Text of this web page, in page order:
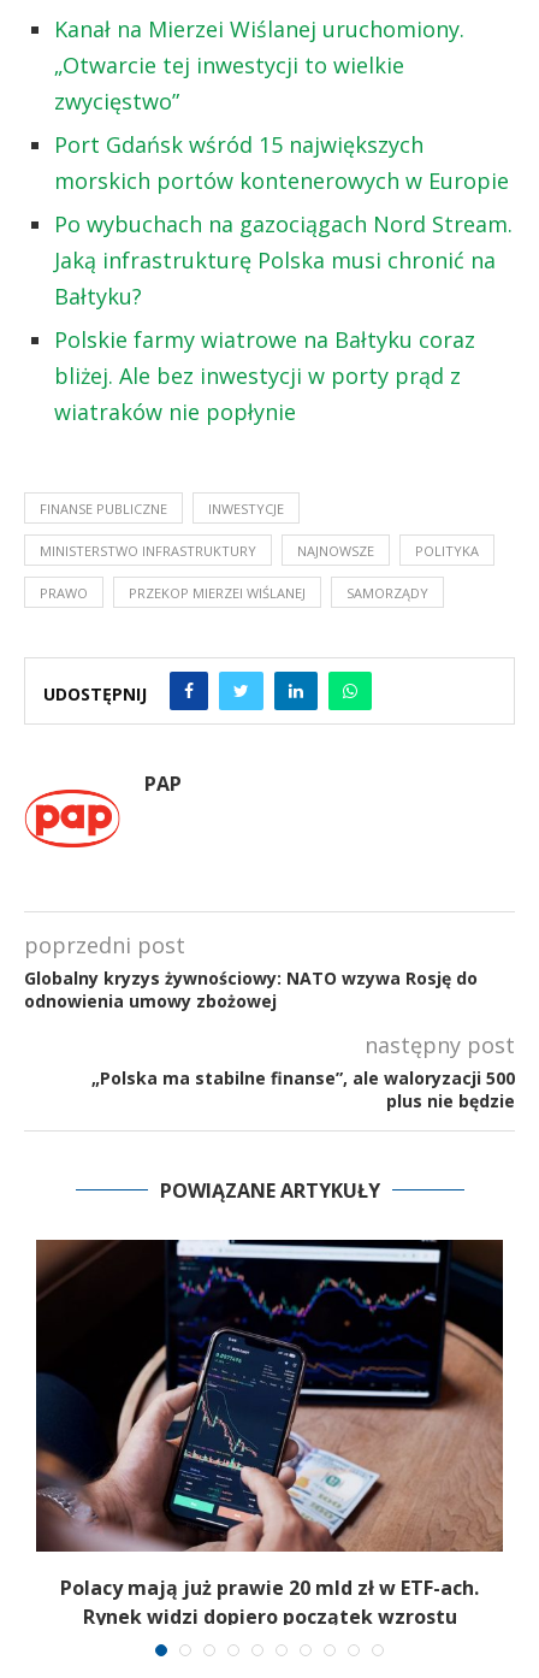
Kanał na Mierzei Wiślanej uruchomiony.
„Otwarcie tej inwestycji to wielkie
zwycięstwo”
Port Gdańsk wśród 15 największych
morskich portów kontenerowych w Europie
Po wybuchach na gazociągach Nord Stream.
Jaką infrastrukturę Polska musi chronić na
Bałtyku?
Polskie farmy wiatrowe na Bałtyku coraz
bliżej. Ale bez inwestycji w porty prąd z
wiatraków nie popłynie
FINANSE PUBLICZNE INWESTYCJE
MINISTERSTWO INFRASTRUKTURY NAJNOWSZE POLITYKA
PRAWO PRZEKOP MIERZEI WIŚLANEJ SAMORZĄDY
UDOSTĘPNIJ
PAP
poprzedni post
Globalny kryzys żywnościowy: NATO wzywa Rosję do
odnowienia umowy zbożowej
następny post
„Polska ma stabilne finanse”, ale waloryzacji 500
plus nie będzie
POWIĄZANE ARTYKUŁY
Polacy mają już prawie 20 mld zł w ETF-ach.
Rynek widzi dopiero początek wzrostu